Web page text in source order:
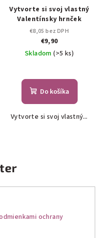
Vytvorte si svoj vlastný
Valentínsky hrnček
€8,05 bez DPH
€9,90
Skladom(>5 ks)
Do košíka
Vytvorte si svoj vlastný...
ochrany